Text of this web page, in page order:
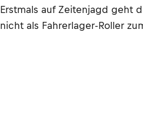
Erstmals auf Zeitenjagd geht
nicht als Fahrerlager-Roller